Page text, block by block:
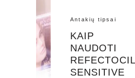
Antakių tipsai
KAIP
NAUDOTI
REFECTOCIL
SENSITIVE